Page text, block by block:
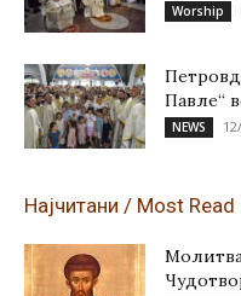
Worship
Павле“
NEWS
Најчитани / Most Read